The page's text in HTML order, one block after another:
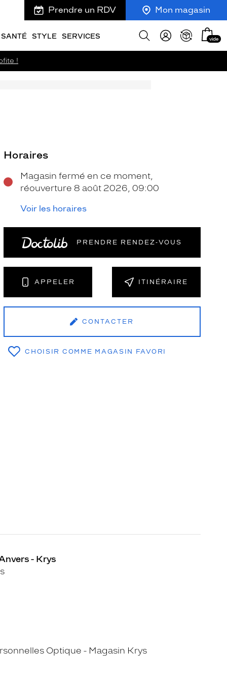
Prendre un RDV Mon magasin
SANTÉ STYLE SERVICES
Afficher
Mon
panier
vide
!
Horaires
Magasin fermé en ce moment,
réouverture 8 août 2026, 09:00
Voir les horaires
PRENDRE RENDEZ‑VOUS
APPELER ITINÉRAIRE
CONTACTER
CHOISIR COMME MAGASIN FAVORI
- Krys
Optique - Magasin Krys